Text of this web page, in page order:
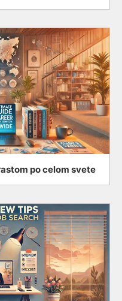
po celom svete